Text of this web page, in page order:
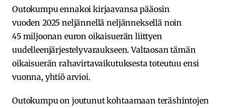
Outokumpu ennakoi kirjaavansa pääosin
vuoden 2025 neljännellä neljänneksellä noin
45 miljoonan euron oikaisuerän liittyen
uudelleenjärjestelyvaraukseen. Valtaosan tämän
oikaisuerän rahavirtavaikutuksesta toteutuu ensi
vuonna, yhtiö arvioi.
Outokumpu on joutunut kohtaamaan teräshintojen